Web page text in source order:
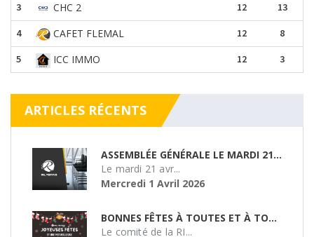
3 CHC 2 12 13
4 CAFET FLEMAL 12 8
5 ICC IMMO 12 3
ARTICLES RÉCENTS
ASSEMBLÉE GÉNÉRALE LE MARDI 21/04/26
Le mardi 21 avr...
Mercredi 1 Avril 2026
BONNES FÊTES À TOUTES ET À TOUS !
Le comité de la RI...